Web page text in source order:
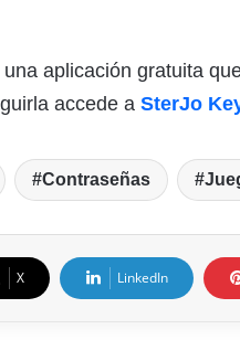
una aplicación gratuita
accede a SterJo
Contraseñas
X LinkedIn